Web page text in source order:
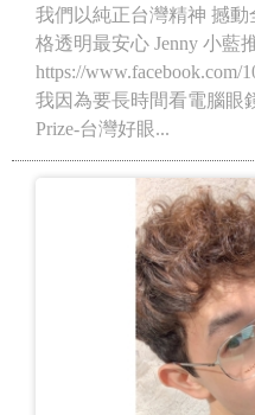
我們以純正台灣精神 撼
格透明最安心 Jenny 小藍
https://www.facebook.com/
我因為要長時間看電腦眼
Prize-台灣好眼...